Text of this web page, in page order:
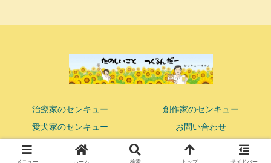
治療家のセンキュー
創作家のセンキュー
愛犬家のセンキュー
お問い合わせ
© 2018 ココロまで響かせる鍼灸マッサージ師 センキューオオノ.
メニュー ホーム 検索 トップ サイドバー